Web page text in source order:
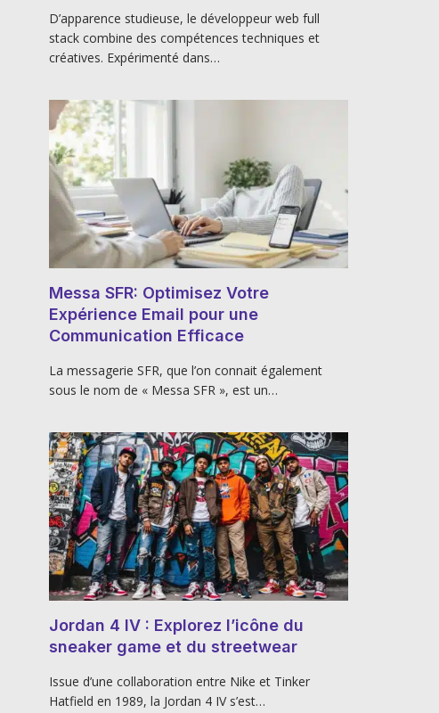
D’apparence studieuse, le développeur web full
stack combine des compétences techniques et
créatives. Expérimenté dans…
Messa SFR: Optimisez Votre
Expérience Email pour une
Communication Efficace
La messagerie SFR, que l’on connait également
sous le nom de « Messa SFR », est un…
Jordan 4 IV : Explorez l’icône du
sneaker game et du streetwear
Issue d’une collaboration entre Nike et Tinker
Hatfield en 1989, la Jordan 4 IV s’est…